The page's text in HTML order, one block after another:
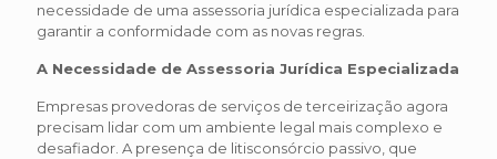
necessidade de uma assessoria jurídica especializada para
garantir a conformidade com as novas regras.
A Necessidade de Assessoria Jurídica Especializada
Empresas provedoras de serviços de terceirização agora
precisam lidar com um ambiente legal mais complexo e
desafiador. A presença de litisconsórcio passivo, que